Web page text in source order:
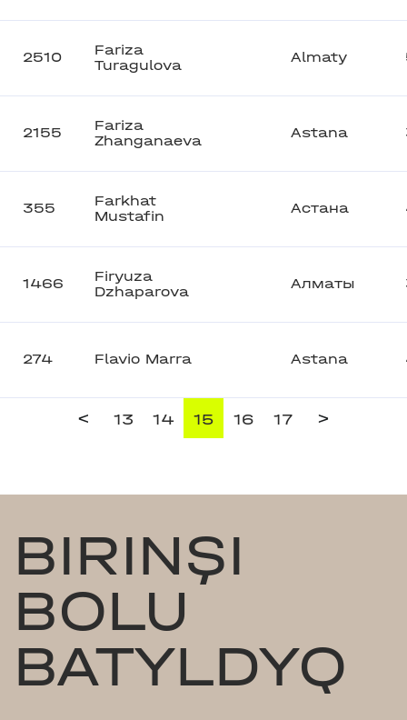
2510
Fariza
Turagulova
Almaty
2155
Fariza
Zhanganaeva
Astana
355
Farkhat
Mustafin
Астана
1466
Firyuza
Dzhaparova
Алматы
274 Flavio Marra Astana
< 13 14 15 16 17 >
BIRINŞI
BOLU
BATYLDYQ